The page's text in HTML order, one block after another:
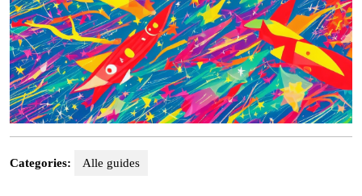
Categories: Alle guides